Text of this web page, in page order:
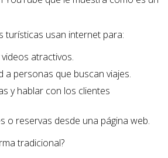
turísticas usan internet para:
atractivos.
a personas que buscan viajes.
y hablar con los clientes
o reservas desde una página web.
tradicional?